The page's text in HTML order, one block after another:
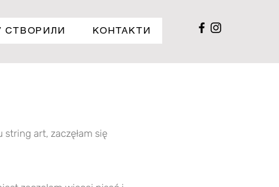
СТВОРИЛИ КОНТАКТИ
string art, zaczęłam się